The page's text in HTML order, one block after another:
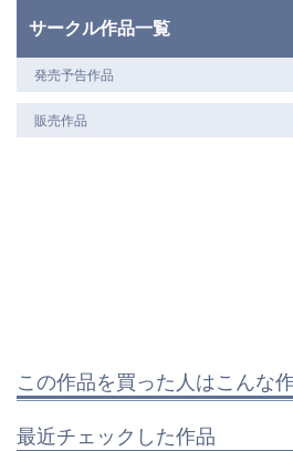
サークル作品一覧
発売予告作品
販売作品
この作品を買った人はこんな
最近チェックした作品